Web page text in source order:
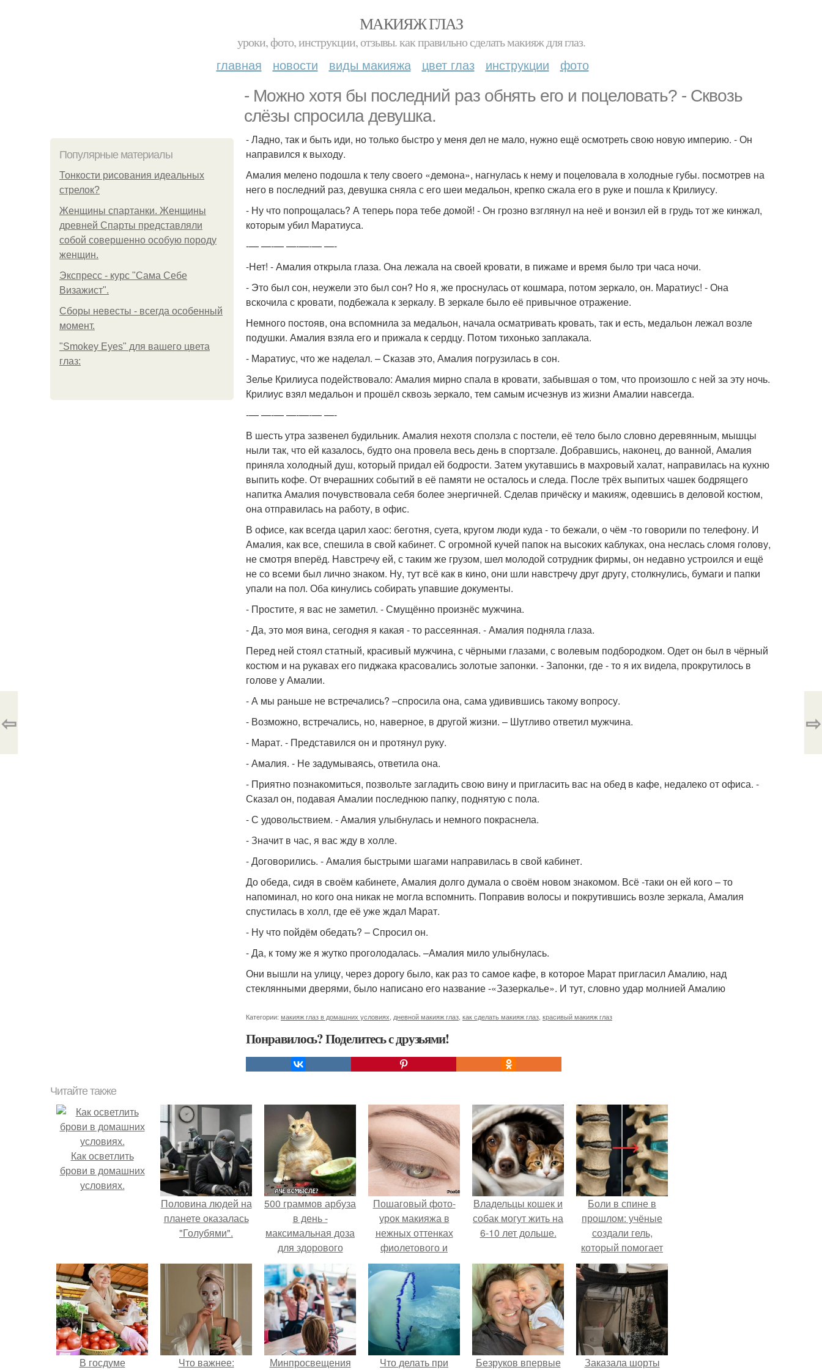
МАКИЯЖ ГЛАЗ
уроки, фото, инструкции, отзывы. как правильно сделать макияж для глаз.
главная новости виды макияжа цвет глаз инструкции фото
- Можно хотя бы последний раз обнять его и поцеловать? - Сквозь
слёзы спросила девушка.
Популярные материалы
Тонкости рисования идеальных
стрелок?
Женщины спартанки. Женщины
древней Спарты представляли
собой совершенно особую породу
женщин.
Экспресс - курс "Сама Себе
Визажист".
Сборы невесты - всегда особенный
момент.
"Smokey Eyes" для вашего цвета
глаз:
- Ладно, так и быть иди, но только быстро у меня дел не мало, нужно ещё осмотреть свою новую империю. - Он
направился к выходу.
Амалия мелено подошла к телу своего «демона», нагнулась к нему и поцеловала в холодные губы. посмотрев на
него в последний раз, девушка сняла с его шеи медальон, крепко сжала его в руке и пошла к Крилиусу.
- Ну что попрощалась? А теперь пора тебе домой! - Он грозно взглянул на неё и вонзил ей в грудь тот же кинжал,
которым убил Маратиуса.
-— —-— —-—-— —-
-Нет! - Амалия открыла глаза. Она лежала на своей кровати, в пижаме и время было три часа ночи.
- Это был сон, неужели это был сон? Но я, же проснулась от кошмара, потом зеркало, он. Маратиус! - Она
вскочила с кровати, подбежала к зеркалу. В зеркале было её привычное отражение.
Немного постояв, она вспомнила за медальон, начала осматривать кровать, так и есть, медальон лежал возле
подушки. Амалия взяла его и прижала к сердцу. Потом тихонько заплакала.
- Маратиус, что же наделал. – Сказав это, Амалия погрузилась в сон.
Зелье Крилиуса подействовало: Амалия мирно спала в кровати, забывшая о том, что произошло с ней за эту ночь.
Крилиус взял медальон и прошёл сквозь зеркало, тем самым исчезнув из жизни Амалии навсегда.
-— —-— —-—-— —-
В шесть утра зазвенел будильник. Амалия нехотя сползла с постели, её тело было словно деревянным, мышцы
ныли так, что ей казалось, будто она провела весь день в спортзале. Добравшись, наконец, до ванной, Амалия
приняла холодный душ, который придал ей бодрости. Затем укутавшись в махровый халат, направилась на кухню
выпить кофе. От вчерашних событий в её памяти не осталось и следа. После трёх выпитых чашек бодрящего
напитка Амалия почувствовала себя более энергичней. Сделав причёску и макияж, одевшись в деловой костюм,
она отправилась на работу, в офис.
В офисе, как всегда царил хаос: беготня, суета, кругом люди куда - то бежали, о чём -то говорили по телефону. И
Амалия, как все, спешила в свой кабинет. С огромной кучей папок на высоких каблуках, она неслась сломя голову,
не смотря вперёд. Навстречу ей, с таким же грузом, шел молодой сотрудник фирмы, он недавно устроился и ещё
не со всеми был лично знаком. Ну, тут всё как в кино, они шли навстречу друг другу, столкнулись, бумаги и папки
упали на пол. Оба кинулись собирать упавшие документы.
- Простите, я вас не заметил. - Смущённо произнёс мужчина.
- Да, это моя вина, сегодня я какая - то рассеянная. - Амалия подняла глаза.
Перед ней стоял статный, красивый мужчина, с чёрными глазами, с волевым подбородком. Одет он был в чёрный
костюм и на рукавах его пиджака красовались золотые запонки. - Запонки, где - то я их видела, прокрутилось в
голове у Амалии.
- А мы раньше не встречались? –спросила она, сама удивившись такому вопросу.
- Возможно, встречались, но, наверное, в другой жизни. – Шутливо ответил мужчина.
- Марат. - Представился он и протянул руку.
- Амалия. - Не задумываясь, ответила она.
- Приятно познакомиться, позвольте загладить свою вину и пригласить вас на обед в кафе, недалеко от офиса. -
Сказал он, подавая Амалии последнюю папку, поднятую с пола.
- С удовольствием. - Амалия улыбнулась и немного покраснела.
- Значит в час, я вас жду в холле.
- Договорились. - Амалия быстрыми шагами направилась в свой кабинет.
До обеда, сидя в своём кабинете, Амалия долго думала о своём новом знакомом. Всё -таки он ей кого – то
напоминал, но кого она никак не могла вспомнить. Поправив волосы и покрутившись возле зеркала, Амалия
спустилась в холл, где её уже ждал Марат.
- Ну что пойдём обедать? – Спросил он.
- Да, к тому же я жутко проголодалась. –Амалия мило улыбнулась.
Они вышли на улицу, через дорогу было, как раз то самое кафе, в которое Марат пригласил Амалию, над
стеклянными дверями, было написано его название -«Зазеркалье». И тут, словно удар молнией Амалию
Категории: макияж глаз в домашних условиях дневной макияж глаз как сделать макияж глаз красивый макияж глаз
Понравилось? Поделитесь с друзьями!
⇦ ⇨
Читайте также
Как осветлить
брови в домашних
условиях.
Половина людей на
планете оказалась
"Голубями".
500 граммов арбуза
в день -
максимальная доза
для здорового
взрослого,
предупредили
врачи.
Пошаговый фото-
урок макияжа в
нежных оттенках
фиолетового и
золотого.
Владельцы кошек и
собак могут жить на
6-10 лет дольше.
Боли в спине в
прошлом: учёные
создали гель,
который помогает
восстанавливать
межпозвоночные
диски.
В госдуме Что важнее: Минпросвещения Что делать при Безруков впервые Заказала шорты